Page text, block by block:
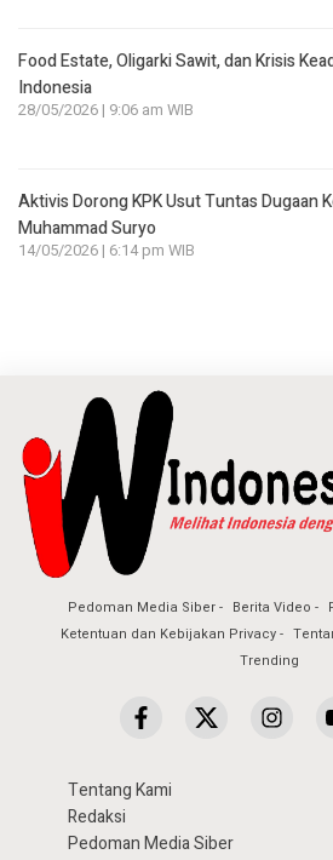
Food Estate, Oligarki Sawit, dan Krisis
Indonesia
28/05/2026 | 9:06 am WIB
Aktivis Dorong KPK Usut Tuntas Dugaan
Muhammad Suryo
14/05/2026 | 6:14 pm WIB
Pedoman Media Siber Berita Video
Ketentuan dan Kebijakan Privacy
Trending
Tentang Kami
Redaksi
Pedoman Media Siber